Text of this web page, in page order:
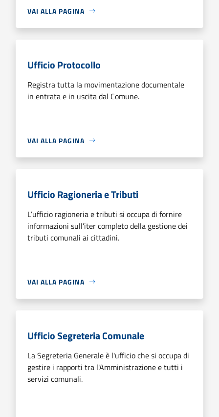
VAI ALLA PAGINA
Ufficio Protocollo
Registra tutta la movimentazione documentale
in entrata e in uscita dal Comune.
VAI ALLA PAGINA
Ufficio Ragioneria e Tributi
L’ufficio ragioneria e tributi si occupa di fornire
informazioni sull’iter completo della gestione dei
tributi comunali ai cittadini.
VAI ALLA PAGINA
Ufficio Segreteria Comunale
La Segreteria Generale è l'ufficio che si occupa di
gestire i rapporti tra l'Amministrazione e tutti i
servizi comunali.